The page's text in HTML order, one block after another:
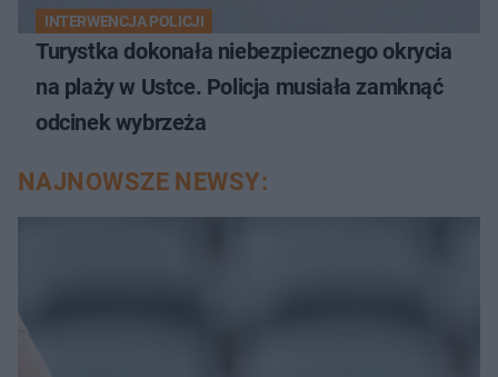
INTERWENCJA POLICJI
Turystka dokonała niebezpiecznego okrycia
na plaży w Ustce. Policja musiała zamknąć
odcinek wybrzeża
NAJNOWSZE NEWSY: